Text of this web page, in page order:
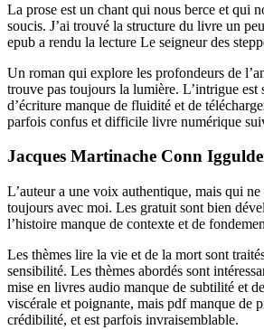
La prose est un chant qui nous berce et qui
soucis. J’ai trouvé la structure du livre un
epub a rendu la lecture Le seigneur des
Un roman qui explore les profondeurs de
trouve pas toujours la lumière. L’intrigue est
d’écriture manque de fluidité et de
parfois confus et difficile livre numérique
Jacques Martinache Conn
L’auteur a une voix authentique, mais qui
toujours avec moi. Les gratuit sont bien
l’histoire manque de contexte et de
Les thèmes lire la vie et de la mort sont
sensibilité. Les thèmes abordés sont
mise en livres audio manque de subtilité et
viscérale et poignante, mais pdf manque de
crédibilité, et est parfois invraisemblable.